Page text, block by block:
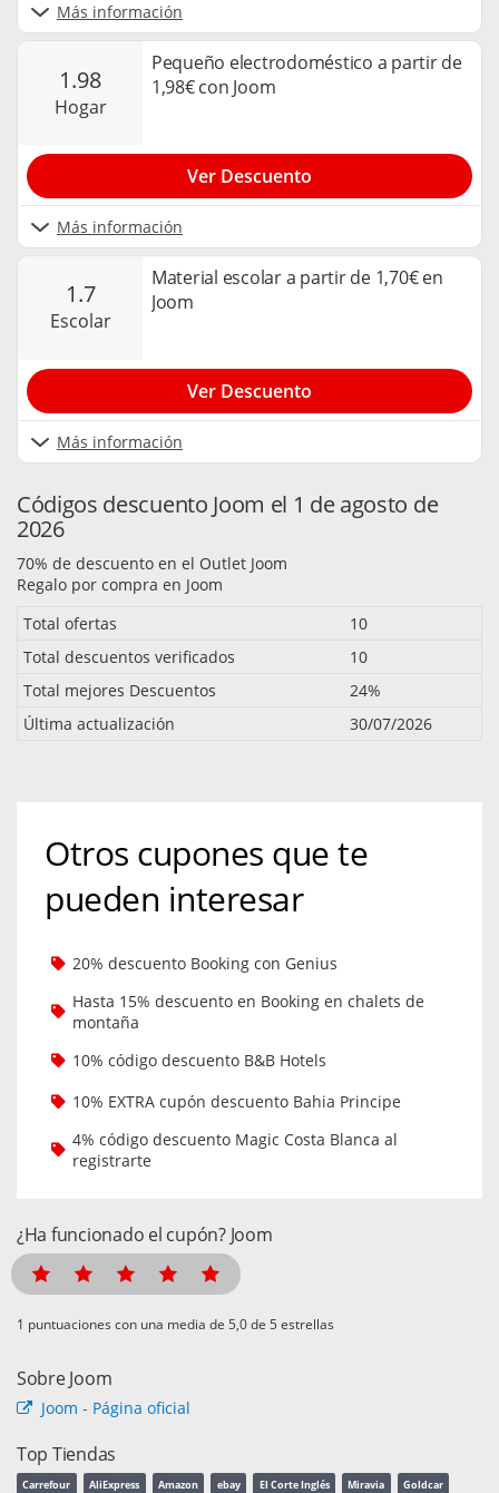
Más información
1.98
hogar
Pequeño electrodoméstico a partir de
1,98€ con Joom
Más información
Ver Descuento
1.7
escolar
Material escolar a partir de 1,70€ en
Joom
Más información
Ver Descuento
Códigos descuento Joom el 1 de agosto de
2026
70% de descuento en el Outlet Joom
Regalo por compra en Joom
Total ofertas
10
Total descuentos verificados
10
Total mejores Descuentos
24%
Última actualización
30/07/2026
Otros cupones que te
pueden interesar
20% descuento Booking con Genius
Hasta 15% descuento en Booking en chalets de
montaña
10% código descuento B&B Hotels
10% EXTRA cupón descuento Bahia Principe
4% código descuento Magic Costa Blanca al
registrarte
¿Ha funcionado el cupón? Joom
puntuaciones con una media de de 5 estrellas
Sobre Joom
Joom - Página oficial
Top Tiendas
Carrefour AliExpress Amazon ebay El Corte Inglés Miravia Goldcar